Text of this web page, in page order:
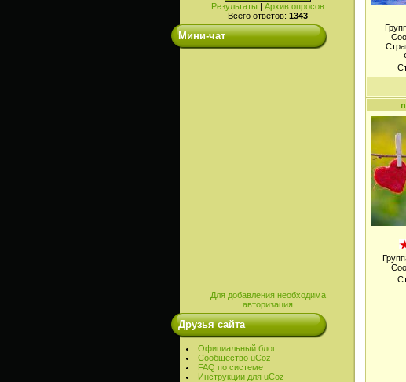
Результаты | Архив опросов
Всего ответов: 1343
Мини-чат
Для добавления необходима
авторизация
Друзья сайта
Официальный блог
Сообщество uCoz
FAQ по системе
Инструкции для uCoz